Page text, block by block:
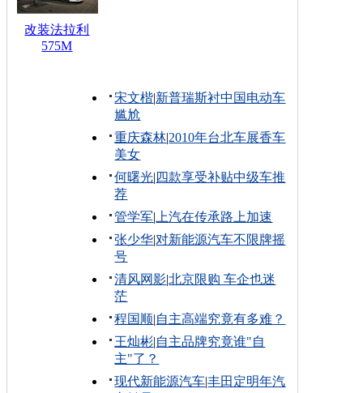
改装法拉利
575M
宋文楷|新普瑞斯衬中国电动车
尴尬
重庆森林|2010年台北车展香车
美女
何曙光| 四款享受补贴中级车推
荐
管学军| 上汽在传承路上加速
张少华|对新能源汽车不限牌摇
号
清风网影|北京限购 车企也迷
茫
程国顺|自主高端究竟有多难？
王灿彬|自主品牌究竟谁"自
主"了？
现代新能源汽车|丰田定明年汽